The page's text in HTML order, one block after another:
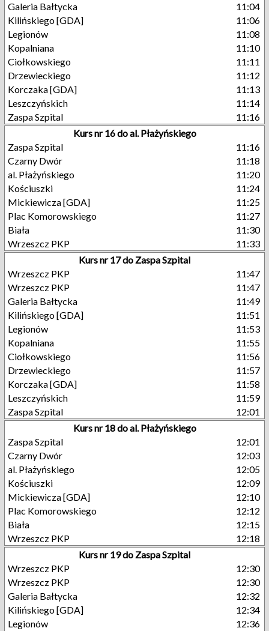
Galeria Bałtycka
11:04
Kilińskiego [GDA]
11:06
Legionów
11:08
Kopalniana
11:10
Ciołkowskiego
11:11
Drzewieckiego
11:12
Korczaka [GDA]
11:13
Leszczyńskich
11:14
Zaspa Szpital
11:16
Kurs nr 16 do al. Płażyńskiego
Zaspa Szpital
11:16
Czarny Dwór
11:18
al. Płażyńskiego
11:20
Kościuszki
11:24
Mickiewicza [GDA]
11:25
Plac Komorowskiego
11:27
Biała
11:30
Wrzeszcz PKP
11:33
Kurs nr 17 do Zaspa Szpital
Wrzeszcz PKP
11:47
Wrzeszcz PKP
11:47
Galeria Bałtycka
11:49
Kilińskiego [GDA]
11:51
Legionów
11:53
Kopalniana
11:55
Ciołkowskiego
11:56
Drzewieckiego
11:57
Korczaka [GDA]
11:58
Leszczyńskich
11:59
Zaspa Szpital
12:01
Kurs nr 18 do al. Płażyńskiego
Zaspa Szpital
12:01
Czarny Dwór
12:03
al. Płażyńskiego
12:05
Kościuszki
12:09
Mickiewicza [GDA]
12:10
Plac Komorowskiego
12:12
Biała
12:15
Wrzeszcz PKP
12:18
Kurs nr 19 do Zaspa Szpital
Wrzeszcz PKP
12:30
Wrzeszcz PKP
12:30
Galeria Bałtycka
12:32
Kilińskiego [GDA]
12:34
Legionów
12:36